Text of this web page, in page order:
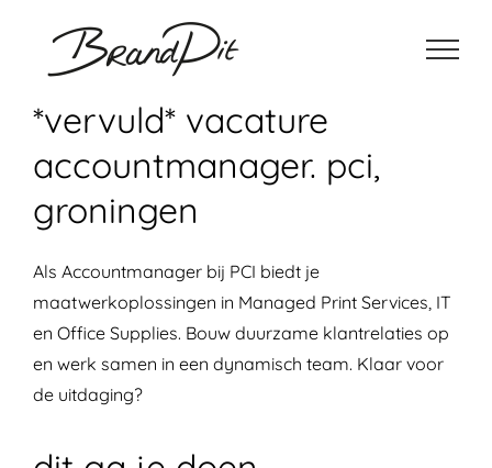
inhoud
*vervuld* vacature
accountmanager. pci,
groningen
Als Accountmanager bij PCI biedt je
maatwerkoplossingen in Managed Print Services, IT
en Office Supplies. Bouw duurzame klantrelaties op
en werk samen in een dynamisch team. Klaar voor
de uitdaging?